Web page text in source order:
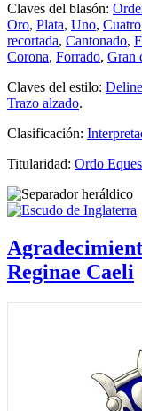
Claves del blasón:
Oro, Plata, Uno, Cuatro
recortada, Cantonado,
Corona, Forrado, Gran
Claves del estilo:
Trazo alzado.
Clasificación:
Titularidad: Ordo
Reginae Caeli